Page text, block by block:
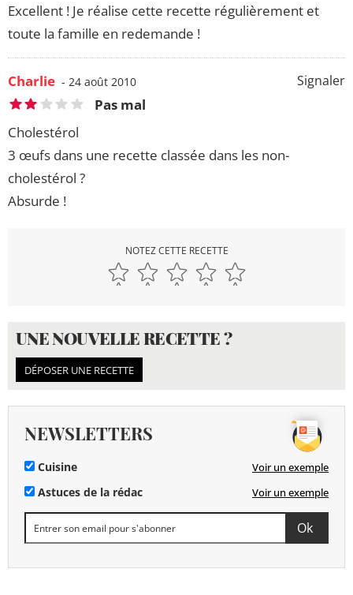
Excellent ! Je réalise cette recette régulièrement et
toute la famille en redemande !
Signaler
Charlie - 24 août 2010
Pas mal
Cholestérol
3 œufs dans une recette classée dans les non-
cholestérol ?
Absurde !
NOTEZ CETTE RECETTE
UNE NOUVELLE RECETTE ?
DÉPOSER UNE RECETTE
NEWSLETTERS
Cuisine Voir un exemple
Astuces de la rédac Voir un exemple